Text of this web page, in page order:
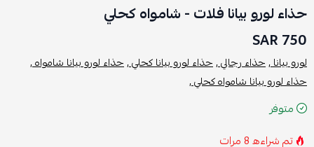
حذاء لورو بيانا فلات - شامواه كحلي
750 SAR
لورو بيانا ,حذاء رجالي ,حذاء لورو بيانا كحلي ,حذاء لورو بيانا شامواه ,
حذاء لورو بيانا شامواه كحلي ,
متوفر
تم شراءه8مرات